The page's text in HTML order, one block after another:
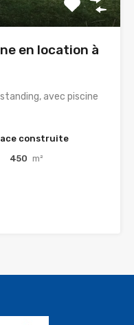
en location à
avec piscine
construite
450 m²